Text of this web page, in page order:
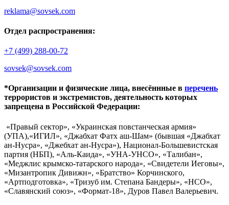
reklama@sovsek.com
Отдел распространения:
+7 (499) 288-00-72
sovsek@sovsek.com
*Организации и физические лица, внесённные в перечень
террористов и экстремистов, деятельность которых
запрещена в Российской Федерации:
«Правый сектор», «Украинская повстанческая армия»
(УПА),«ИГИЛ», «Джабхат Фатх аш-Шам» (бывшая «Джабхат
ан-Нусра», «Джебхат ан-Нусра»), Национал-Большевистская
партия (НБП), «Аль-Каида», «УНА-УНСО», «Талибан»,
«Меджлис крымско-татарского народа», «Свидетели Иеговы»,
«Мизантропик Дивижн», «Братство» Корчинского,
«Артподготовка», «Тризуб им. Степана Бандеры», «НСО»,
«Славянский союз», «Формат-18», Дуров Павел Валерьевич.